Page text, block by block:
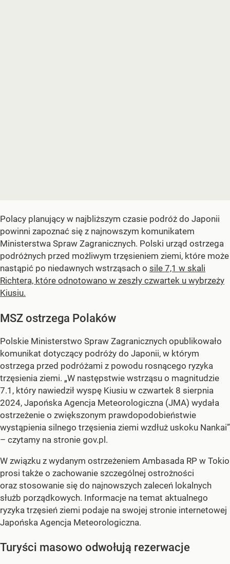
Polacy planujący w najbliższym czasie podróż do Japonii
powinni zapoznać się z najnowszym komunikatem
Ministerstwa Spraw Zagranicznych. Polski urząd ostrzega
podróżnych przed możliwym trzęsieniem ziemi, które może
nastąpić po niedawnych wstrząsach o sile 7,1 w skali
Richtera, które odnotowano w zeszły czwartek u wybrzeży
Kiusiu.
MSZ ostrzega Polaków
Polskie Ministerstwo Spraw Zagranicznych opublikowało
komunikat dotyczący podróży do Japonii, w którym
ostrzega przed podróżami z powodu rosnącego ryzyka
trzęsienia ziemi. „W następstwie wstrząsu o magnitudzie
7.1, który nawiedził wyspę Kiusiu w czwartek 8 sierpnia
2024, Japońska Agencja Meteorologiczna (JMA) wydała
ostrzeżenie o zwiększonym prawdopodobieństwie
wystąpienia silnego trzęsienia ziemi wzdłuż uskoku Nankai”
– czytamy na stronie gov.pl.
W związku z wydanym ostrzeżeniem Ambasada RP w Tokio
prosi także o zachowanie szczególnej ostrożności
oraz stosowanie się do najnowszych zaleceń lokalnych
służb porządkowych. Informacje na temat aktualnego
ryzyka trzęsień ziemi podaje na swojej stronie internetowej
Japońska Agencja Meteorologiczna.
Turyści masowo odwołują rezerwacje